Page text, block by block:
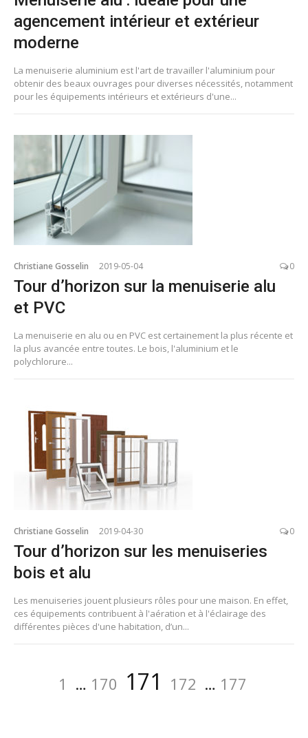
agencement intérieur et extérieur
moderne
La menuiserie aluminium est l'art de travailler l'aluminium pour
obtenir des beaux ouvrages pour diverses nécessités, notamment
pour les équipements intérieurs et extérieurs d'une...
Christiane Gosselin 2019-05-04 0
Tour d’horizon sur la menuiserie alu
et PVC
La menuiserie en alu ou en PVC est certainement la plus récente et
la plus avancée entre toutes. Le bois, l'aluminium et le
polychlorure...
Christiane Gosselin 2019-04-30 0
Tour d’horizon sur les menuiseries
bois et alu
Les menuiseries jouent plusieurs rôles pour une maison. En effet,
ces équipements contribuent à l'aération et à l'éclairage des
différentes pièces d'une habitation, d’un...
Pagination
Page
1 … Page
170 Page
171 Page
172 … Page
177